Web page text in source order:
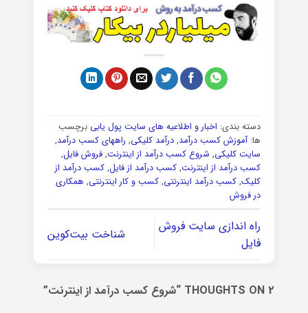
دسته بندی: اخبار و اطلاعیه های سایت پول یابی برچسب
ها:آموزش کسب درآمد, درآمد کلیکی, راههای کسب درآمد,
سایت کلیکی, شروع کسب درآمد از اینترنت, فروش فایل,
کسب درآمد از اینترنت, کسب درآمد از فایل, کسب درآمد از
کلیک, کسب درآمد اینترنتی, کسب و کار اینترنتی, همکاری
در فروش
راه اندازی سایت فروش
فایل
شناخت بیت‌کوین
2 THOUGHTS ON “ شروع کسب درآمد از اینترنت”